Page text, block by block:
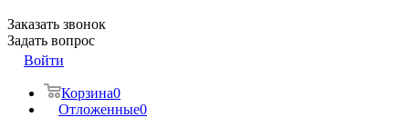
Заказать звонок
Задать вопрос
Войти
Корзина0
Отложенные0